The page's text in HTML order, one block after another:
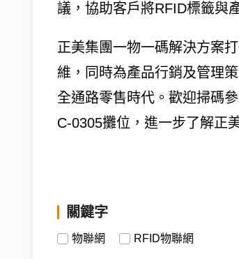
議，協助客戶將RFID標籤與
正美集團一物一碼解決方案
維，同時為產品行銷及管理
全通路零售時代。歡迎掃碼
C-0305攤位，進一步了解正
關鍵字
物聯網 RFID物聯網